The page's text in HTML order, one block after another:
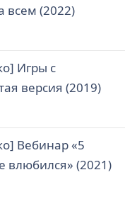
всем (2022)
Игры с
версия (2019)
Вебинар «5
влюбился» (2021)